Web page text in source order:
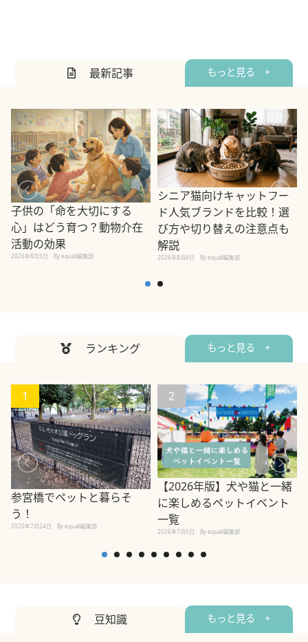
最新記事 もっと見る +
子供の「命を大切にする
心」はどう育つ？動物介在
活動の効果
2026年8月5日 By equall編集部
シニア猫向けキャットフー
ド人気ブランドを比較！選
び方や切り替えの注意点も
解説
2026年8月4日 By equall編集部
ランキング もっと見る +
1
参宮橋でペットと暮らそ
う！
2020年7月24日 By equall編集部
2
【2026年版】犬や猫と一緒
に楽しめるペットイベント
一覧
2026年7月5日 By equall編集部
豆知識 もっと見る +